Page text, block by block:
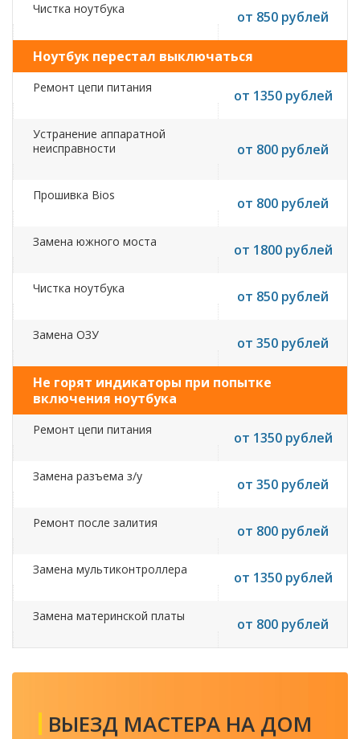
Чистка ноутбука от 850 рублей
Ноутбук перестал выключаться
Ремонт цепи питания от 1350 рублей
Устранение аппаратной
неисправности
от 800 рублей
Прошивка Bios от 800 рублей
Замена южного моста от 1800 рублей
Чистка ноутбука от 850 рублей
Замена ОЗУ от 350 рублей
Не горят индикаторы при попытке
включения ноутбука
Ремонт цепи питания от 1350 рублей
Замена разъема з/у от 350 рублей
Ремонт после залития от 800 рублей
Замена мультиконтроллера от 1350 рублей
Замена материнской платы от 800 рублей
ВЫЕЗД МАСТЕРА НА ДОМ